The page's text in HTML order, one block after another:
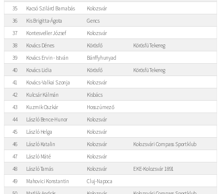
35
Kacsó Szilárd Barnabás
Kolozsvár
36
Kis Brigitta-Ágota
Gencs
37
Kontesveller József
Kolozsvár
38
Kovács Dénes Körösfő
Körösfü Tekereg
39
Kovács Ervin - István
Bánffyhunyad
40
Kovács Lidia Körösfő
Körösfü Tekereg
41
Kovács-Valkai Szonja
Kolozsvár
42
Kulcsár Kálmán
Kisbács
43
Kuzmik Oszkár
Hosszúmező
44
László Bence-Hunor
Kolozsvár
45
László Helga
Kolozsvár
46
László Katalin Kolozsvár
Kolozsvári Compass Sportklub
47
László Máté
Kolozsvár
48
László Tamás Kolozsvár
EKE-Kolozsvár 1891
49
Mahovici Konstantin
Cluj-Napoca